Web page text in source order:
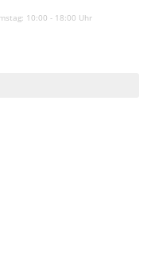
10:00 - 18:00 Uhr